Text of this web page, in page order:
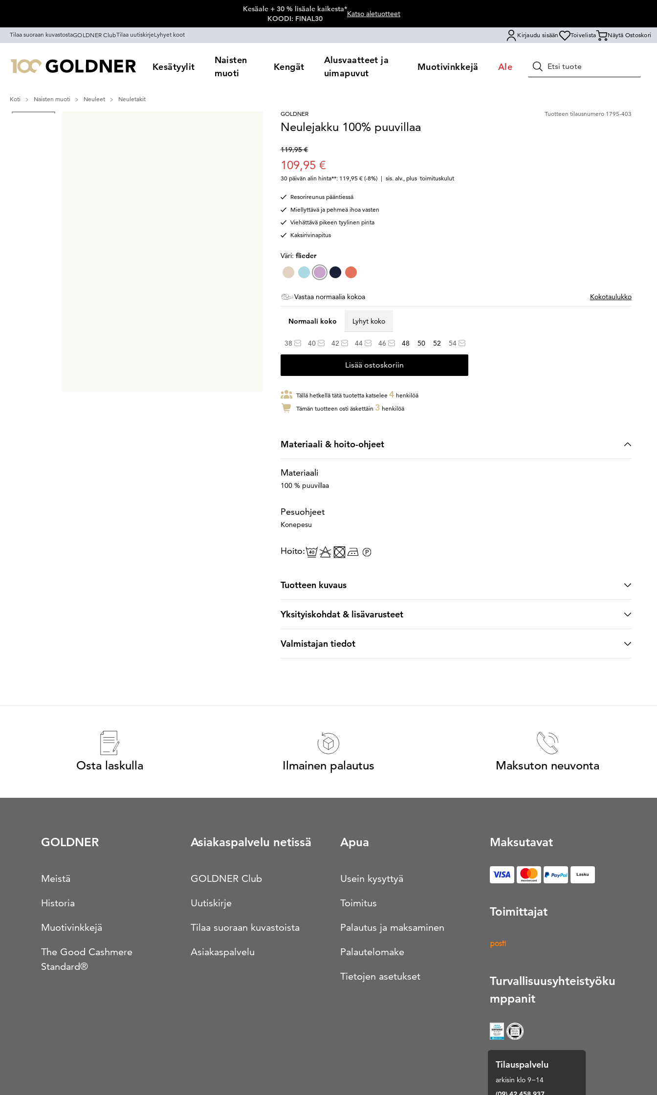
Kesäale + 30 % lisäale kaikesta*
KOODI: FINAL30
Katso aletuotteet
Tilaa suoraan kuvastostaGOLDNER ClubTilaa uutiskirjeLyhyet koot Kirjaudu sisään Toivelista Näytä Ostoskori
Kesätyylit
Naisten
muoti
Kengät
Alusvaatteet ja
uimapuvut
Muotivinkkejä Ale Hae
Koti Naisten muoti Neuleet
Neuletakit
GOLDNER
Tuotteen tilausnumero 1795-403
Neulejakku 100% puuvillaa
119,95 €
109,95 €
30 päivän alin hinta**: 119,95 € (-8%) | sis. alv., plus toimituskulut
Resorireunus pääntiessä
Miellyttävä ja pehmeä ihoa vasten
Viehättävä pikeen tyylinen pinta
Kaksirivinapitus
Väri: flieder
Vastaa normaalia kokoa Kokotaulukko
Normaali koko Lyhyt koko
38 40 42 44 46 48 50 52 54
Lisää ostoskoriin
Tällä hetkellä tätä tuotetta katselee 4 henkilöä
Tämän tuotteen osti äskettäin 3 henkilöä
Materiaali & hoito-ohjeet
Materiaali
100 % puuvillaa
Pesuohjeet
Konepesu
Hoito:
Tuotteen kuvaus
Yksityiskohdat & lisävarusteet
Valmistajan tiedot
Osta laskulla Ilmainen palautus Maksuton neuvonta
GOLDNER
Meistä
Historia
Muotivinkkejä
The Good Cashmere
Standard®
Asiakaspalvelu netissä
GOLDNER Club
Uutiskirje
Tilaa suoraan kuvastoista
Asiakaspalvelu
Apua
Usein kysyttyä
Toimitus
Palautus ja maksaminen
Palautelomake
Tietojen asetukset
Maksutavat
Lasku (Avautuu uuteen
Toimittajat
Turvallisuusyhteistyöku
mppanit
Tilauspalvelu
arkisin klo 9−14